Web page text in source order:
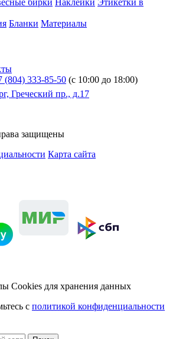
Бланки Материалы
(804) 333-85-50 (с 10:00 до 18:00)
Греческий пр., д.17
защищены
Карта сайта
Cookies для хранения данных
с политикой конфиденциальности